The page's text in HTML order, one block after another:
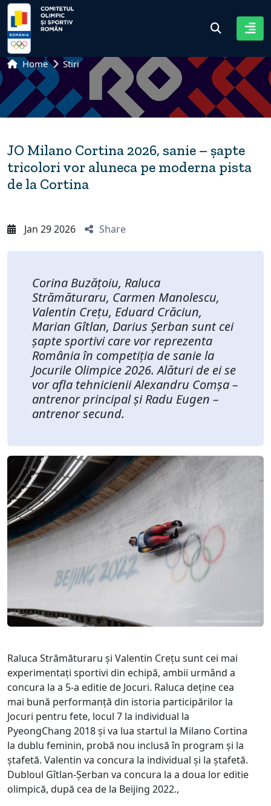
Home Stiri
JO Milano Cortina 2026, sanie – șapte
tricolori vor aluneca pe moderna pista
de la Cortina
Jan 29 2026 Share
Corina Buzățoiu, Raluca
Strămăturaru, Carmen Manolescu,
Valentin Crețu, Eduard Crăciun,
Marian Gîtlan, Darius Șerban sunt cei
șapte sportivi care vor reprezenta
România în competiția de sanie la
Jocurile Olimpice 2026. Alături de ei se
vor afla tehnicienii Alexandru Comșa –
antrenor principal și Radu Eugen –
antrenor secund.
Raluca Strămăturaru și Valentin Crețu sunt cei mai
experimentați sportivi din echipă, ambii urmând a
concura la a 5-a editie de Jocuri. Raluca deține cea
mai bună performanță din istoria participărilor la
Jocuri pentru fete, locul 7 la individual la
PyeongChang 2018 și va lua startul la Milano Cortina
la dublu feminin, probă nou inclusă în program și la
ștafetă. Valentin va concura la individual și la ștafetă.
Dubloul Gîtlan-Șerban va concura la a doua lor editie
olimpică, după cea de la Beijing 2022.,